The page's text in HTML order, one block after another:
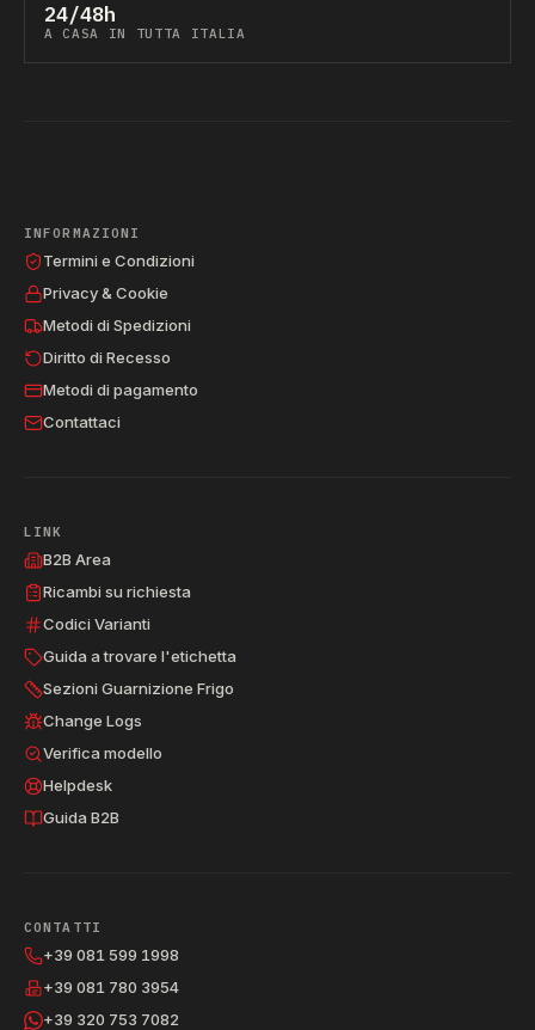
24/48h
A CASA IN TUTTA ITALIA
INFORMAZIONI
Termini e Condizioni
Privacy & Cookie
Metodi di Spedizioni
Diritto di Recesso
Metodi di pagamento
Contattaci
LINK
B2B Area
Ricambi su richiesta
Codici Varianti
Guida a trovare l'etichetta
Sezioni Guarnizione Frigo
Change Logs
Verifica modello
Helpdesk
Guida B2B
CONTATTI
+39 081 599 1998
+39 081 780 3954
+39 320 753 7082